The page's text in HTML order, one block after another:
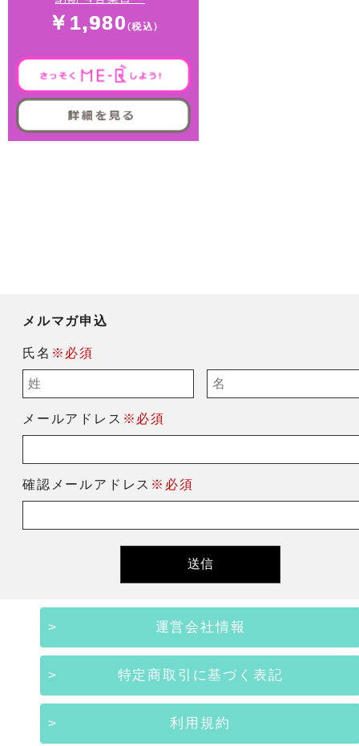
￥1,980
メルマガ申込
氏名 ※必須
メールアドレス ※必須
確認メールアドレス ※必須
運営会社情報
特定商取引に基づく表記
利用規約